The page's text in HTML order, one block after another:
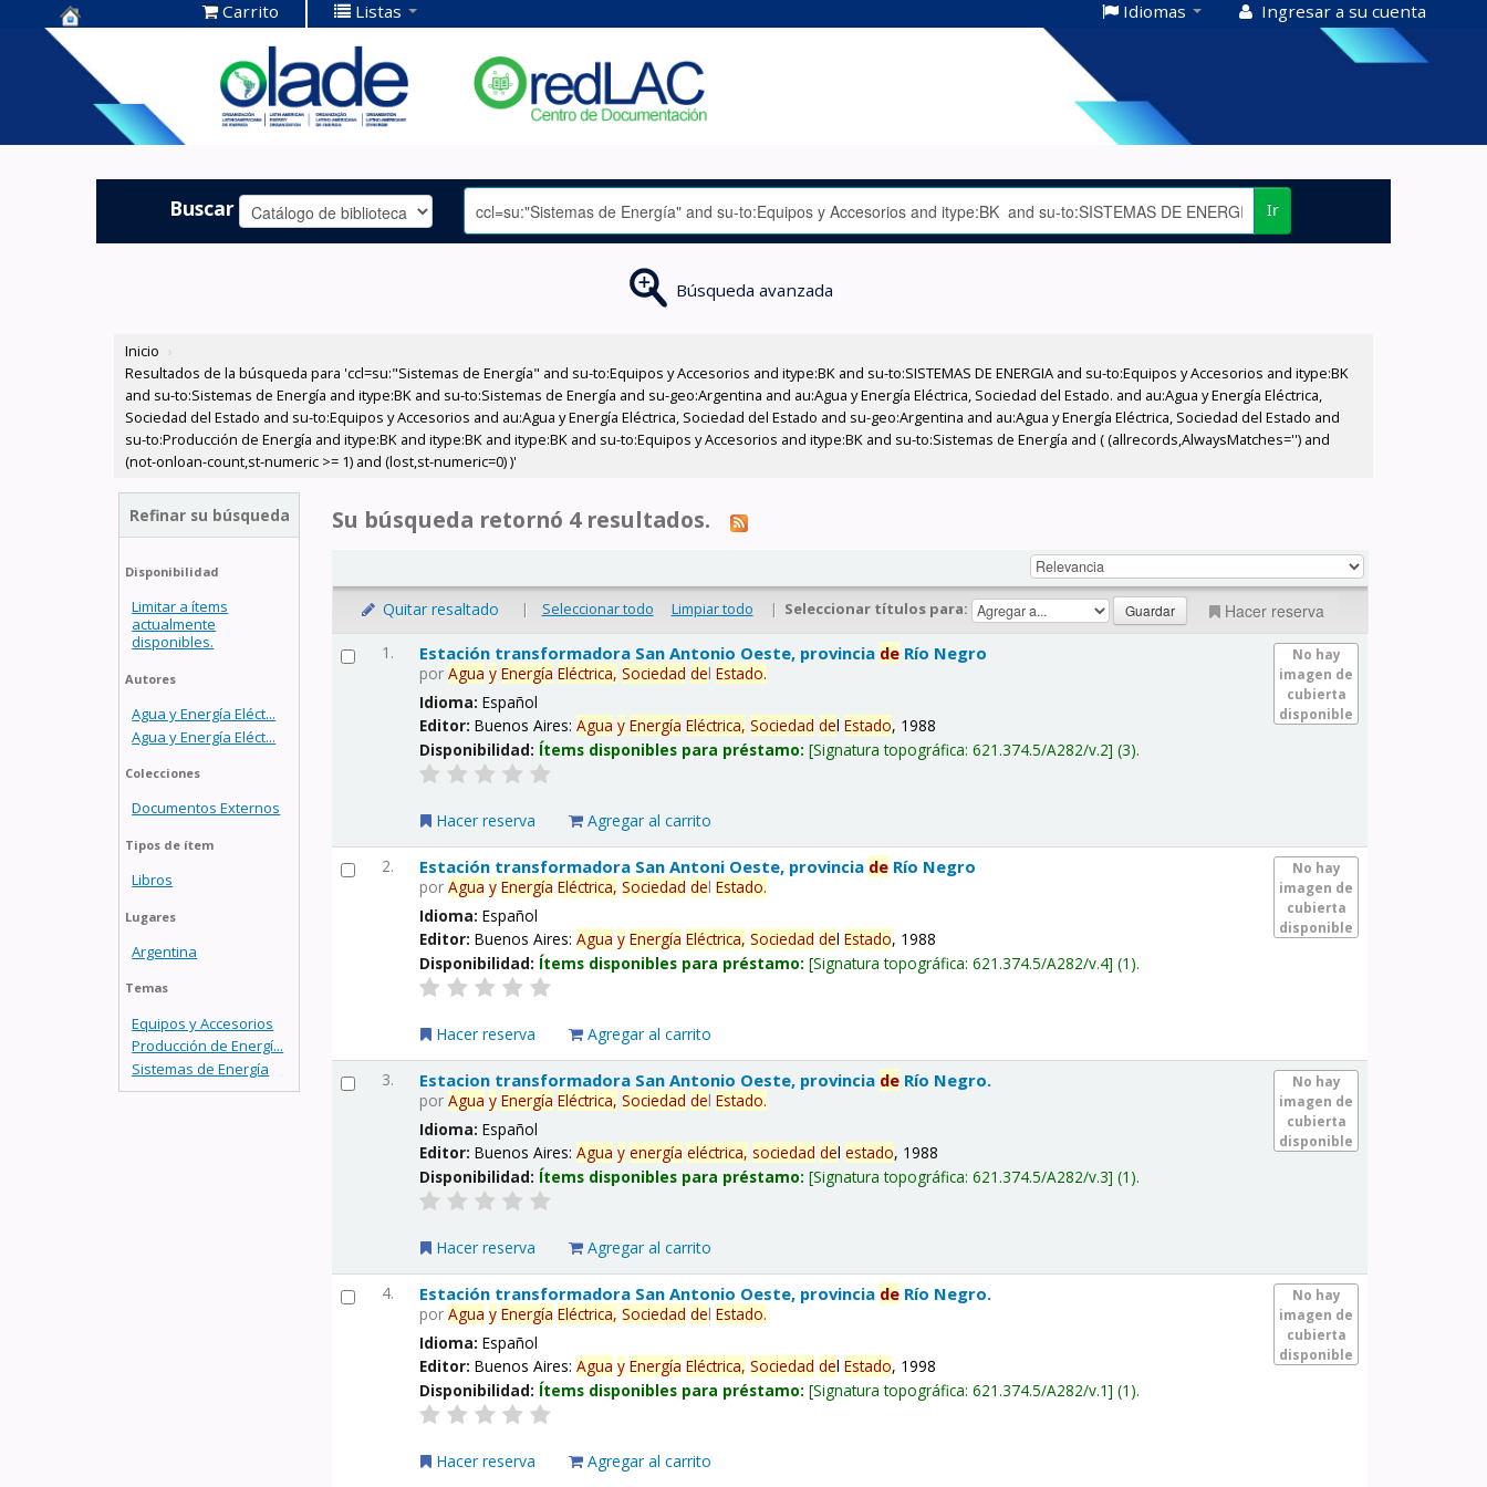
Centro de
Documentación
OLADE -
Carrito Listas Idiomas Ingresar a su cuenta
Buscar Ir
Búsqueda avanzada
Inicio ›
Resultados de la búsqueda para 'ccl=su:"Sistemas de Energía" and su-to:Equipos y Accesorios and itype:BK and su-to:SISTEMAS DE ENERGIA and su-to:Equipos y Accesorios and itype:BK
and su-to:Sistemas de Energía and itype:BK and su-to:Sistemas de Energía and su-geo:Argentina and au:Agua y Energía Eléctrica, Sociedad del Estado. and au:Agua y Energía Eléctrica,
Sociedad del Estado and su-to:Equipos y Accesorios and au:Agua y Energía Eléctrica, Sociedad del Estado and su-geo:Argentina and au:Agua y Energía Eléctrica, Sociedad del Estado and
su-to:Producción de Energía and itype:BK and itype:BK and itype:BK and su-to:Equipos y Accesorios and itype:BK and su-to:Sistemas de Energía and ( (allrecords,AlwaysMatches='') and
(not-onloan-count,st-numeric >= 1) and (lost,st-numeric=0) )'
Refinar su búsqueda
Disponibilidad
Limitar a ítems
actualmente
disponibles.
Autores
Agua y Energía Eléct...
Agua y Energía Eléct...
Colecciones
Documentos Externos
Tipos de ítem
Libros
Lugares
Argentina
Temas
Equipos y Accesorios
Producción de Energí...
Sistemas de Energía
Su búsqueda retornó 4 resultados.
Quitar resaltado | Seleccionar todo Limpiar todo | Seleccionar títulos para: Hacer reserva
1.
No hay
imagen de
cubierta
disponible
Estación transformadora San Antonio Oeste, provincia de Río Negro
porAgua y Energía Eléctrica, Sociedad delEstado.
Idioma:Español
Editor:Buenos Aires:Agua y Energía Eléctrica, Sociedad delEstado, 1988
Disponibilidad: Ítems disponibles para préstamo: Signatura topográfica:621.374.5/A282/v.2 (3).
Hacer reserva Agregar al carrito
2.
No hay
imagen de
cubierta
disponible
Estación transformadora San Antoni Oeste, provincia de Río Negro
porAgua y Energía Eléctrica, Sociedad delEstado.
Idioma:Español
Editor:Buenos Aires:Agua y Energía Eléctrica, Sociedad delEstado, 1988
Disponibilidad: Ítems disponibles para préstamo: Signatura topográfica:621.374.5/A282/v.4 (1).
Hacer reserva Agregar al carrito
3.
No hay
imagen de
cubierta
disponible
Estacion transformadora San Antonio Oeste, provincia de Río Negro.
porAgua y Energía Eléctrica, Sociedad delEstado.
Idioma:Español
Editor:Buenos Aires:Agua y energía eléctrica, sociedad delestado, 1988
Disponibilidad: Ítems disponibles para préstamo: Signatura topográfica:621.374.5/A282/v.3 (1).
Hacer reserva Agregar al carrito
4.
No hay
imagen de
cubierta
disponible
Estación transformadora San Antonio Oeste, provincia de Río Negro.
porAgua y Energía Eléctrica, Sociedad delEstado.
Idioma:Español
Editor:Buenos Aires:Agua y Energía Eléctrica, Sociedad delEstado, 1998
Disponibilidad: Ítems disponibles para préstamo: Signatura topográfica:621.374.5/A282/v.1 (1).
Hacer reserva Agregar al carrito